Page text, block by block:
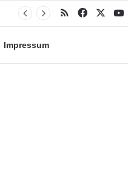
RSS Facebook
Impressum